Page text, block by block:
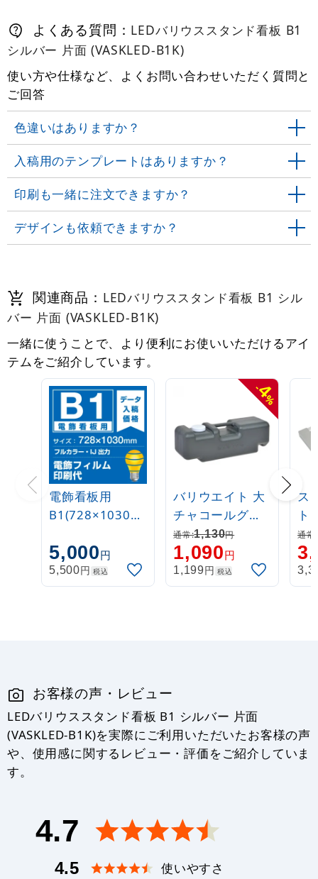
よくある質問： LEDバリウススタンド看板 B1
シルバー 片面 (VASKLED-B1K)
使い方や仕様など、よくお問い合わせいただく質問と
ご回答
色違いはありますか？
入稿用のテンプレートはありますか？
印刷も一緒に注文できますか？
デザインも依頼できますか？
関連商品： LEDバリウススタンド看板 B1 シル
バー 片面 (VASKLED-B1K)
一緒に使うことで、より便利にお使いいただけるアイ
テムをご紹介しています。
電飾看板用
B1(728×1030m
ルム(糊なし)+マ
ット(つや消
し)UVラミネート
5,000円
5,500円 税込
-
4
%
バリウエイト 大
チャコールグレ
ー
通常:1,130円
1,090円
1,199円 税込
ス
ト
通常:
お客様の声・レビュー
LEDバリウススタンド看板 B1 シルバー 片面
(VASKLED-B1K)を実際にご利用いただいたお客様の声
や、使用感に関するレビュー・評価をご紹介していま
す。
4.7
4.5 使いやすさ